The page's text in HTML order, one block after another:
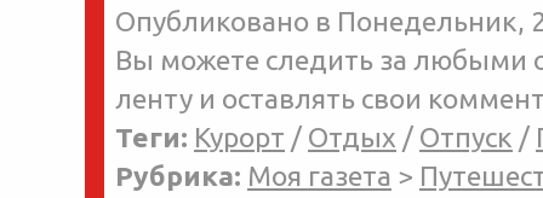
Опубликовано в Понедельник,
Вы можете следить за любыми
ленту и оставлять свои
Теги: Курорт / Отдых / Отпуск /
Рубрика: Моя газета >